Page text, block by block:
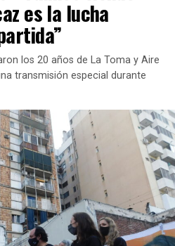
se vivió la
por
y
, desde
9e7Rz5ahf2
es la lucha
los 20 años de La Toma y Aire
transmisión especial durante